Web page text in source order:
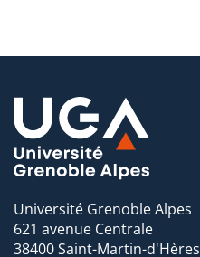
Université Grenoble Alpes
621 avenue Centrale
38400 Saint-Martin-d'Hères